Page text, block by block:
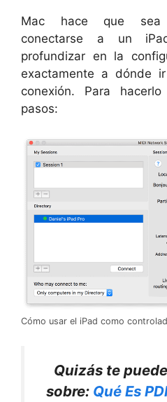
Mac hace que sea
conectarse a un
profundizar en la
exactamente a dónde
conexión. Para
pasos:
Cómo usar el iPad como
Quizás te
sobre: Qué Es